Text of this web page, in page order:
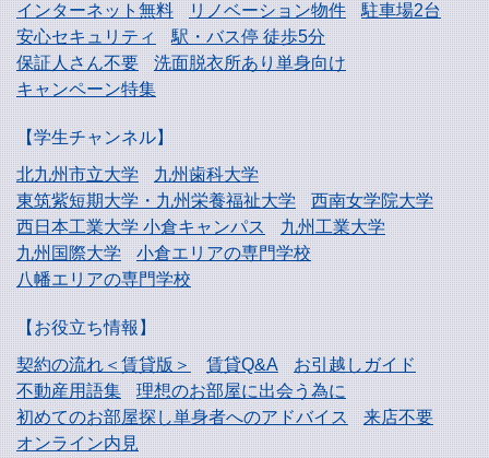
インターネット無料
リノベーション物件
駐車場2台
安心セキュリティ
駅・バス停 徒歩5分
保証人さん不要
洗面脱衣所あり単身向け
キャンペーン特集
【学生チャンネル】
北九州市立大学
九州歯科大学
東筑紫短期大学・九州栄養福祉大学
西南女学院大学
西日本工業大学小倉キャンパス
九州工業大学
九州国際大学
小倉エリアの専門学校
八幡エリアの専門学校
【お役立ち情報】
契約の流れ＜賃貸版＞
賃貸Q&A
お引越しガイド
不動産用語集
理想のお部屋に出会う為に
初めてのお部屋探し単身者へのアドバイス
来店不要
オンライン内見